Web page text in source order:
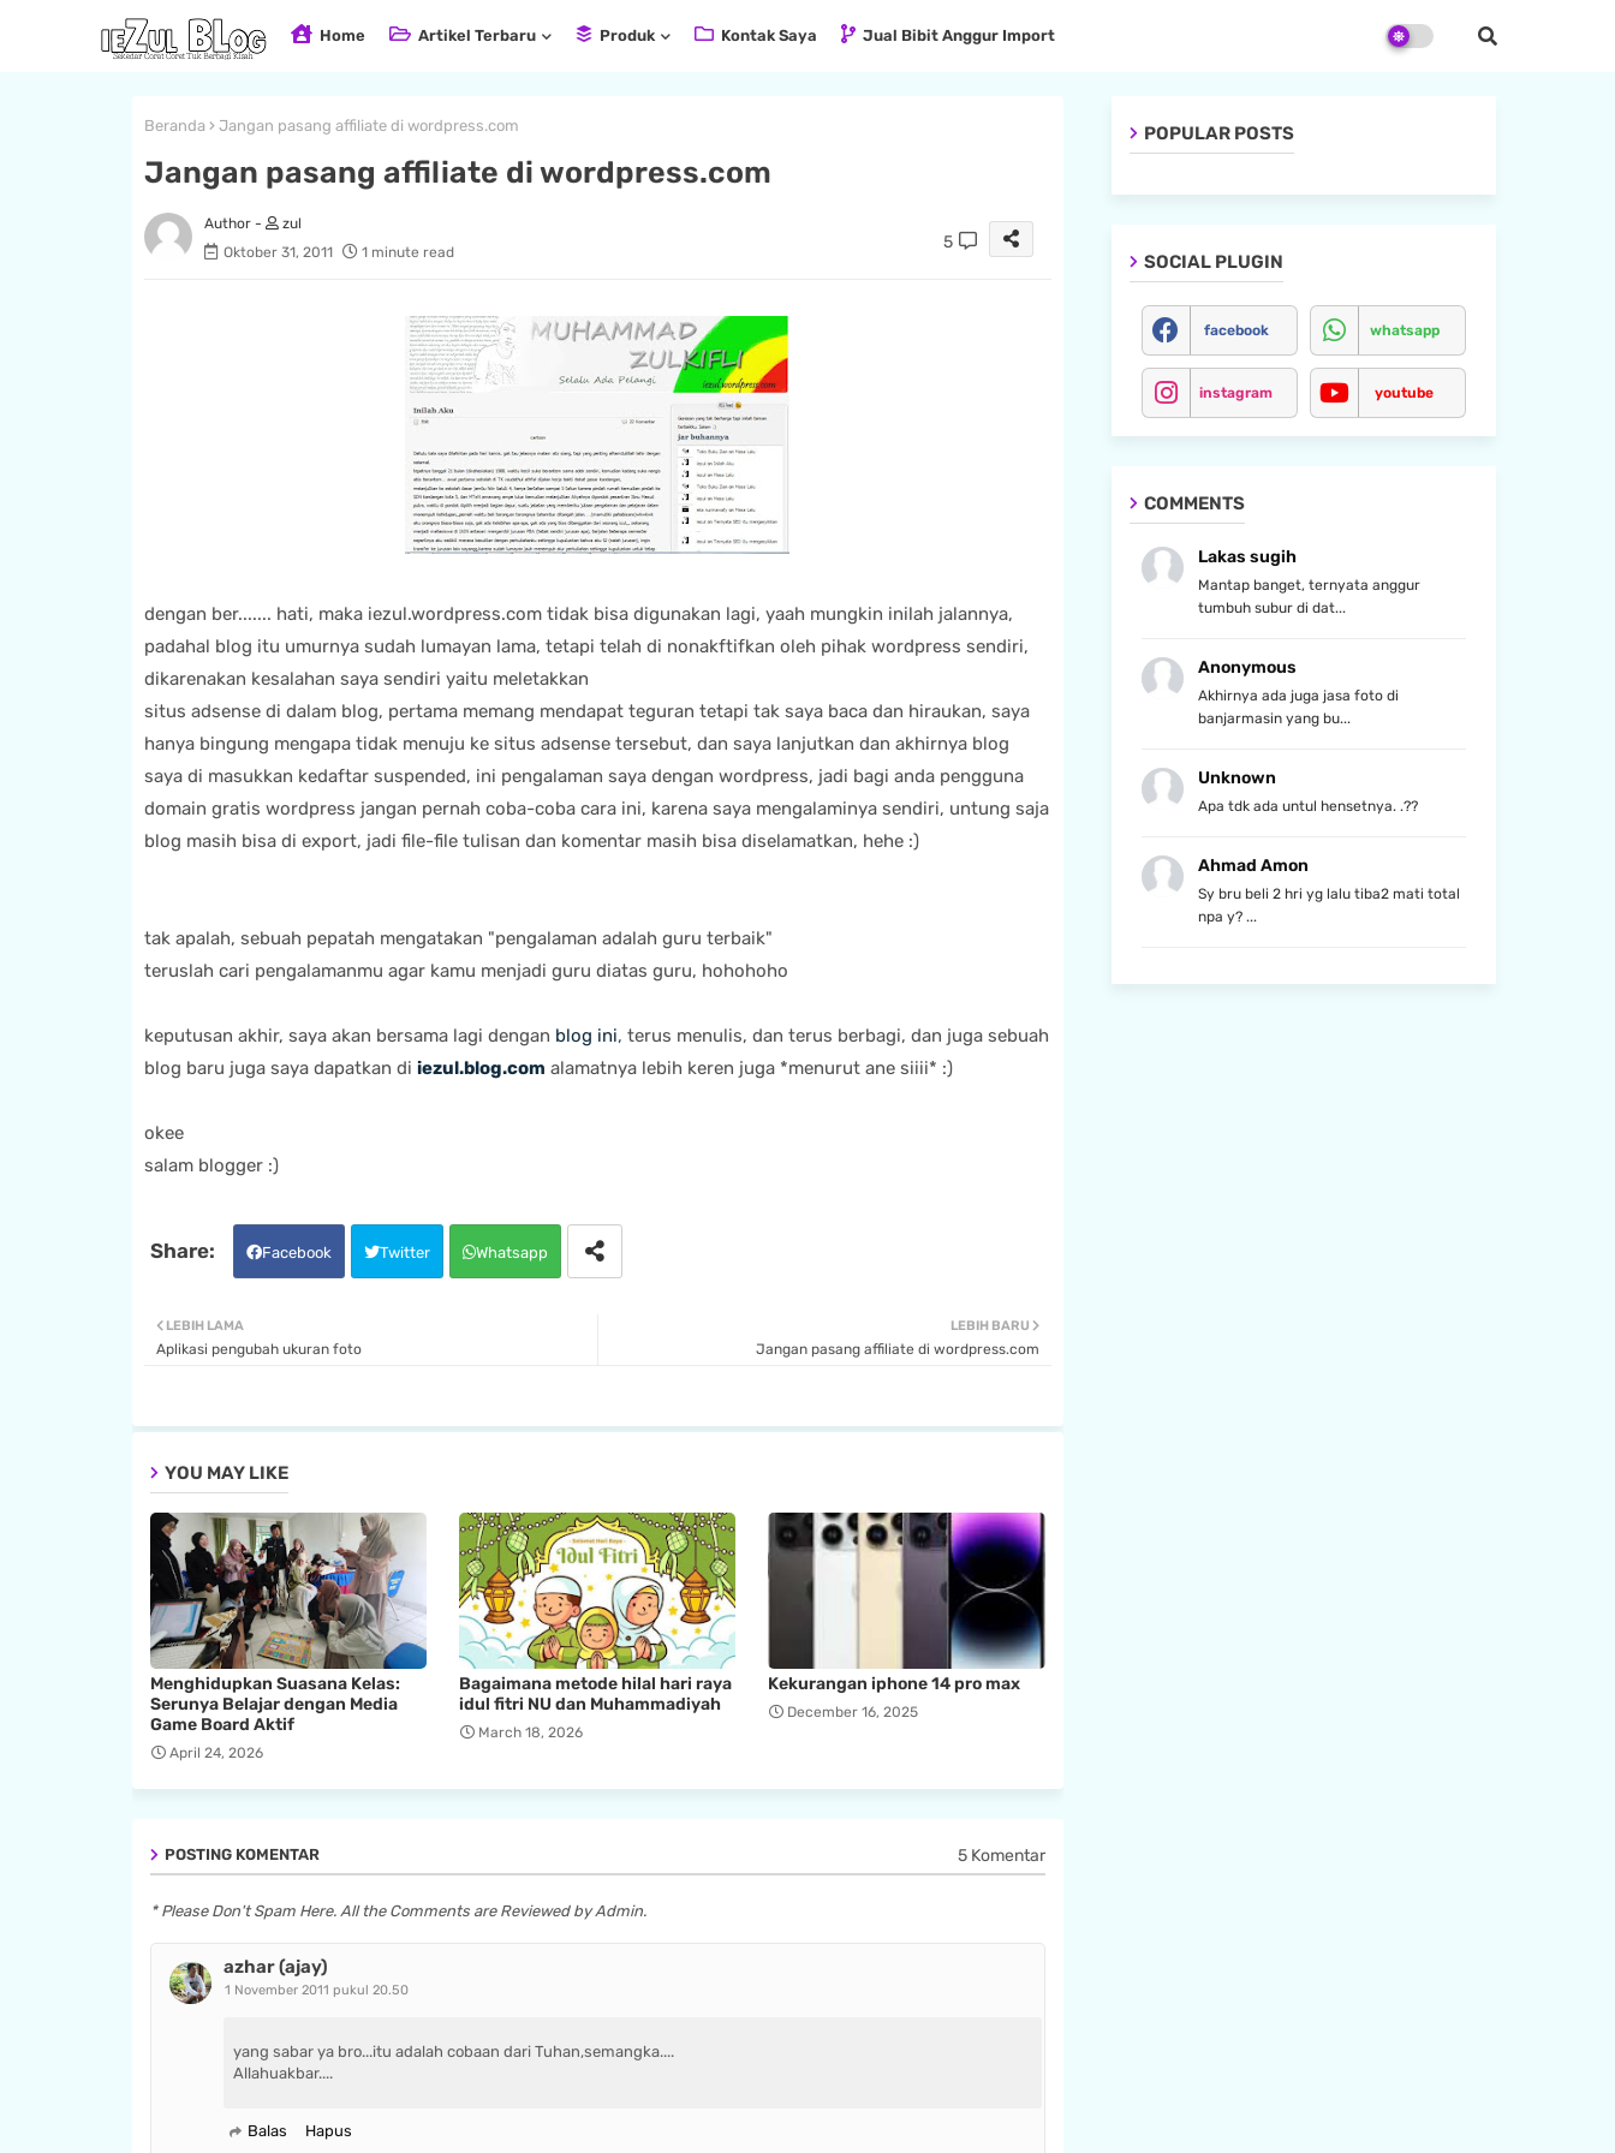
Home Artikel Terbaru Produk Kontak Saya Jual Bibit Anggur Import
Beranda Jangan pasang affiliate di wordpress.com
Jangan pasang affiliate di wordpress.com
zul
Oktober 31, 2011
1 minute read
5
dengan ber....... hati, maka iezul.wordpress.com tidak bisa digunakan lagi, yaah mungkin inilah jalannya,
padahal blog itu umurnya sudah lumayan lama, tetapi telah di nonakftifkan oleh pihak wordpress sendiri,
dikarenakan kesalahan saya sendiri yaitu meletakkan
situs adsense di dalam blog, pertama memang mendapat teguran tetapi tak saya baca dan hiraukan, saya
hanya bingung mengapa tidak menuju ke situs adsense tersebut, dan saya lanjutkan dan akhirnya blog
saya di masukkan kedaftar suspended, ini pengalaman saya dengan wordpress, jadi bagi anda pengguna
domain gratis wordpress jangan pernah coba-coba cara ini, karena saya mengalaminya sendiri, untung saja
blog masih bisa di export, jadi file-file tulisan dan komentar masih bisa diselamatkan, hehe :)
tak apalah, sebuah pepatah mengatakan "pengalaman adalah guru terbaik"
teruslah cari pengalamanmu agar kamu menjadi guru diatas guru, hohohoho
keputusan akhir, saya akan bersama lagi dengan blog ini, terus menulis, dan terus berbagi, dan juga sebuah
blog baru juga saya dapatkan di iezul.blog.com alamatnya lebih keren juga *menurut ane siiii* :)
okee
salam blogger :)
Facebook Twitter Whatsapp
LEBIH BARU
Jangan pasang affiliate di wordpress.com
LEBIH LAMA
Aplikasi pengubah ukuran foto
YOU MAY LIKE
Menghidupkan Suasana Kelas:
Serunya Belajar dengan Media
Game Board Aktif
April 24, 2026
Bagaimana metode hilal hari raya
idul fitri NU dan Muhammadiyah
March 18, 2026
Kekurangan iphone 14 pro max
December 16, 2025
POSTING KOMENTAR 5 Komentar
* Please Don't Spam Here. All the Comments are Reviewed by Admin.
azhar (ajay)
1 November 2011 pukul 20.50
yang sabar ya bro...itu adalah cobaan dari Tuhan,semangka....
Allahuakbar....
Balas Hapus
POPULAR POSTS
SOCIAL PLUGIN
facebook whatsapp
instagram youtube
COMMENTS
Lakas sugih
Mantap banget, ternyata anggur
tumbuh subur di dat...
Anonymous
Akhirnya ada juga jasa foto di
banjarmasin yang bu...
Unknown
Apa tdk ada untul hensetnya. .??
Ahmad Amon
Sy bru beli 2 hri yg lalu tiba2 mati total
npa y? ...